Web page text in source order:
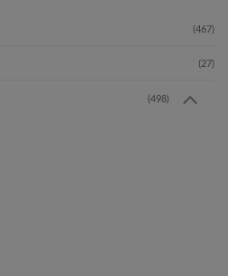
(467)
(27)
(498)